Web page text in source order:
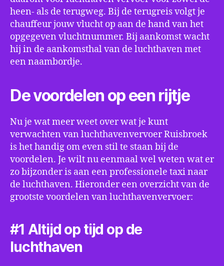
heen- als de terugweg. Bij de terugreis volgt je
chauffeur jouw vlucht op aan de hand van het
opgegeven vluchtnummer. Bij aankomst wacht
hij in de aankomsthal van de luchthaven met
een naambordje.
De voordelen op een rijtje
Nu je wat meer weet over wat je kunt
verwachten van luchthavenvervoer Ruisbroek
is het handig om even stil te staan bij de
voordelen. Je wilt nu eenmaal wel weten wat er
zo bijzonder is aan een professionele taxi naar
de luchthaven. Hieronder een overzicht van de
grootste voordelen van luchthavenvervoer:
#1 Altijd op tijd op de
luchthaven